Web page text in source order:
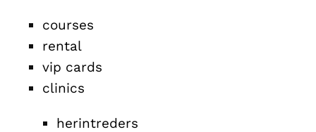
courses
rental
vip cards
clinics
herintreders